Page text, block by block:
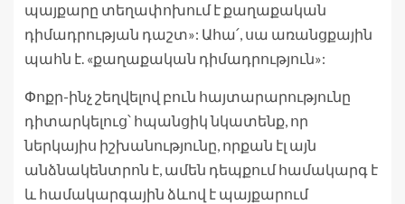
պայքարը տեղափոխում է քաղաքական
դիմադրության դաշտ»: Ահա՛, սա առանցքային
պահն է. «քաղաքական դիմադրություն»:
Փոքր-ինչ շեղվելով բուն հայտարարությունը
դիտարկելուց՝ հպանցիկ նկատենք, որ
ներկայիս իշխանությունը, որքան էլ այն
անձնակենտրոն է, ամեն դեպքում համակարգ է
և համակարգային ձևով է պայքարում